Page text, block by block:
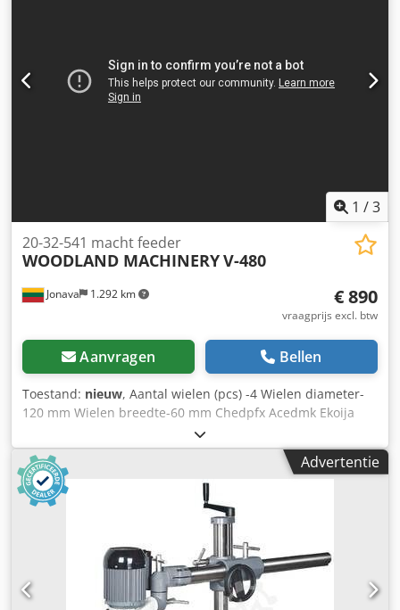
1 /3
Jonava 1.292 km
20-32-541 macht feeder
WOODLAND MACHINERYV-480
€ 890
vraagprijs excl. btw
Aanvragen Bellen
Toestand: nieuw, Aantal wielen (pcs) -4 Wielen diameter-
120 mm Wielen breedte-60 mm Chedpfx Acedmk Ekoija
Voeding rate-3.5/5/7/10/12.5/16/25/32 m/min Motor
vermogen-750w/550w Machine frame - Cast aluminium
Voederen van richting: naar voren / Reverse
Advertentie